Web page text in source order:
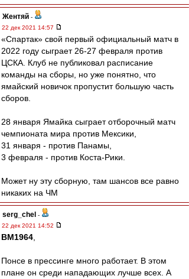
Жентяй -
22 дек 2021 14:57
«Спартак» свой первый официальный матч в
2022 году сыграет 26-27 февраля против
ЦСКА. Клуб не публиковал расписание
команды на сборы, но уже понятно, что
ямайский новичок пропустит большую часть
сборов.
28 января Ямайка сыграет отборочный матч
чемпионата мира против Мексики,
31 января - против Панамы,
3 февраля - против Коста-Рики.
Может ну эту сборную, там шансов все равно
никаких на ЧМ
serg_chel -
22 дек 2021 14:52
BM1964
Понсе в прессинге много работает. В этом
плане он среди нападающих лучше всех. А